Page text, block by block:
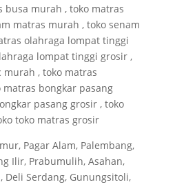
busa murah , toko matras
matras murah , toko senam
olahraga lompat tinggi
lompat tinggi grosir ,
, toko matras
bongkar pasang
pasang grosir , toko
toko matras grosir
Pagar Alam, Palembang,
Ilir, Prabumulih, Asahan,
Deli Serdang, Gunungsitoli,